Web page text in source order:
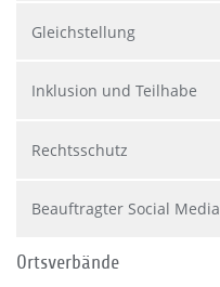
Gleichstellung
Inklusion und Teilhabe
Rechtsschutz
Beauftragter Social Media
Ortsverbände